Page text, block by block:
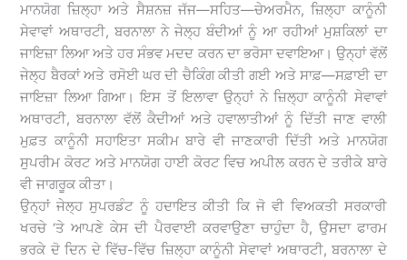
ਮਾਨਯੋਗ ਜ਼ਿਲ੍ਹਾ ਅਤੇ ਸੈਸ਼ਨਜ਼ ਜੱਜ—ਸਹਿਤ—ਚੇਅਰਮੈਨ, ਜ਼ਿਲ੍ਹਾ ਕਾਨੂੰਨੀ
ਸੇਵਾਵਾਂ ਅਥਾਰਟੀ, ਬਰਨਾਲਾ ਨੇ ਜੇਲ੍ਹ ਬੰਦੀਆਂ ਨੂੰ ਆ ਰਹੀਆਂ ਮੁਸ਼ਕਿਲਾਂ ਦਾ
ਜਾਇਜ਼ਾ ਲਿਆ ਅਤੇ ਹਰ ਸੰਭਵ ਮਦਦ ਕਰਨ ਦਾ ਭਰੋਸਾ ਦਵਾਇਆ। ਉਨ੍ਹਾਂ ਵੱਲੋਂ
ਜੇਲ੍ਹ ਬੈਰਕਾਂ ਅਤੇ ਰਸੋਈ ਘਰ ਦੀ ਚੈਕਿੰਗ ਕੀਤੀ ਗਈ ਅਤੇ ਸਾਫ਼—ਸਫ਼ਾਈ ਦਾ
ਜਾਇਜ਼ਾ ਲਿਆ ਗਿਆ। ਇਸ ਤੋਂ ਇਲਾਵਾ ਉਨ੍ਹਾਂ ਨੇ ਜ਼ਿਲ੍ਹਾ ਕਾਨੂੰਨੀ ਸੇਵਾਵਾਂ
ਅਥਾਰਟੀ, ਬਰਨਾਲਾ ਵੱਲੋਂ ਕੈਦੀਆਂ ਅਤੇ ਹਵਾਲਾਤੀਆਂ ਨੂੰ ਦਿੱਤੀ ਜਾਣ ਵਾਲੀ
ਮੁਫ਼ਤ ਕਾਨੂੰਨੀ ਸਹਾਇਤਾ ਸਕੀਮ ਬਾਰੇ ਵੀ ਜਾਣਕਾਰੀ ਦਿੱਤੀ ਅਤੇ ਮਾਨਯੋਗ
ਸੁਪਰੀਮ ਕੋਰਟ ਅਤੇ ਮਾਨਯੋਗ ਹਾਈ ਕੋਰਟ ਵਿਚ ਅਪੀਲ ਕਰਨ ਦੇ ਤਰੀਕੇ ਬਾਰੇ
ਵੀ ਜਾਗਰੂਕ ਕੀਤਾ।
ਉਨ੍ਹਾਂ ਜੇਲ੍ਹ ਸੁਪਰਡੰਟ ਨੂੰ ਹਦਾਇਤ ਕੀਤੀ ਕਿ ਜੋ ਵੀ ਵਿਅਕਤੀ ਸਰਕਾਰੀ
ਖਰਚੇ ‘ਤੇ ਆਪਣੇ ਕੇਸ ਦੀ ਪੈਰਵਾਈ ਕਰਵਾਉਣਾ ਚਾਹੁੰਦਾ ਹੈ, ਉਸਦਾ ਫਾਰਮ
ਭਰਕੇ ਦੋ ਦਿਨ ਦੇ ਵਿੱਚ-ਵਿੱਚ ਜ਼ਿਲ੍ਹਾ ਕਾਨੂੰਨੀ ਸੇਵਾਵਾਂ ਅਥਾਰਟੀ, ਬਰਨਾਲਾ ਦੇ